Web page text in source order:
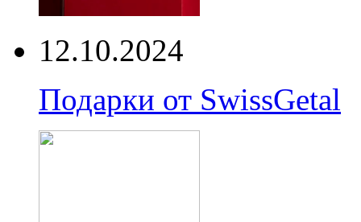
12.10.2024
Подарки от SwissGetal